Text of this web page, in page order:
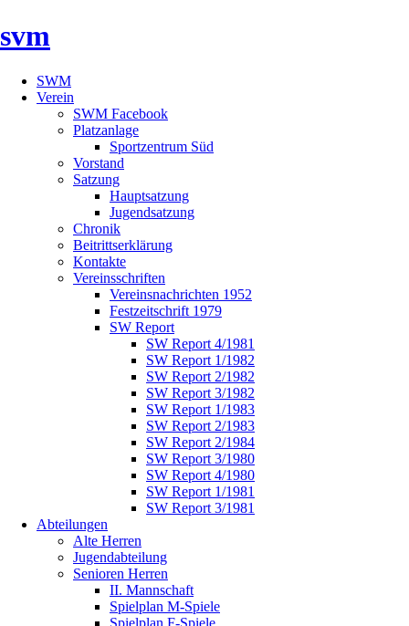
svm
SWM
Verein
SWM Facebook
Platzanlage
Sportzentrum Süd
Vorstand
Satzung
Hauptsatzung
Jugendsatzung
Chronik
Beitrittserklärung
Kontakte
Vereinsschriften
Vereinsnachrichten 1952
Festzeitschrift 1979
SW Report
SW Report 4/1981
SW Report 1/1982
SW Report 2/1982
SW Report 3/1982
SW Report 1/1983
SW Report 2/1983
SW Report 2/1984
SW Report 3/1980
SW Report 4/1980
SW Report 1/1981
SW Report 3/1981
Abteilungen
Alte Herren
Jugendabteilung
Senioren Herren
II. Mannschaft
Spielplan M-Spiele
Spielplan F-Spiele